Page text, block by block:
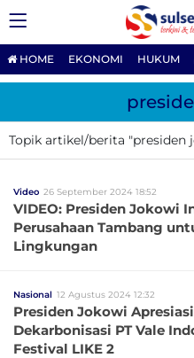
HOME EKONOMI HUKUM
Topik artikel/berita "presiden
Video 26 September 2024 18:52
VIDEO: Presiden Jokowi
Perusahaan Tambang
Lingkungan
Nasional 12 Agustus 2024 12:32
Presiden Jokowi
Dekarbonisasi PT Vale
Festival LIKE 2